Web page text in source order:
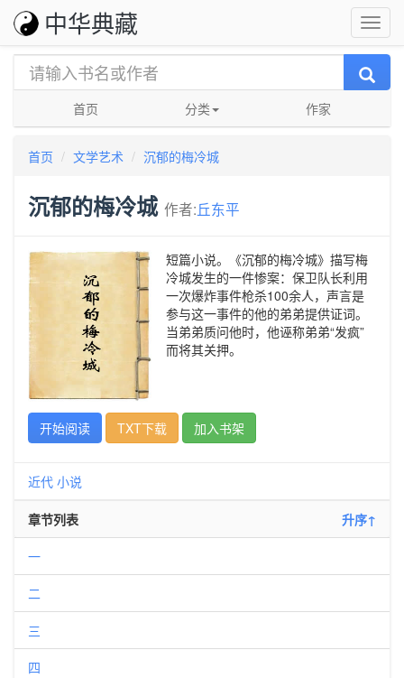
中华典藏
首页 分类 作家
首页 文学艺术 沉郁的梅冷城
沉郁的梅冷城 作者:丘东平
短篇小说。《沉郁的梅冷城》描写梅
冷城发生的一件惨案：保卫队长利用
一次爆炸事件枪杀100余人，声言是
参与这一事件的他的弟弟提供证词。
当弟弟质问他时，他诬称弟弟“发疯”
而将其关押。
开始阅读 TXT下载 加入书架
近代 小说
章节列表 升序↑
一
二
三
四